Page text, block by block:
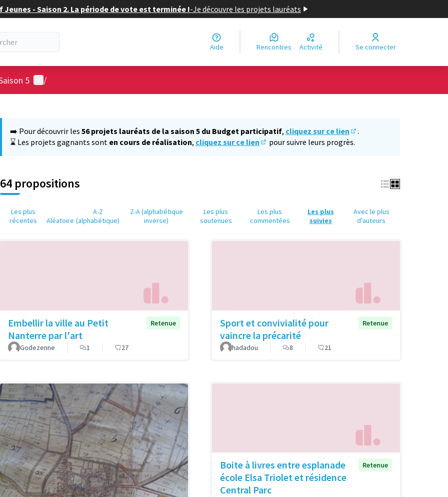
- Saison 2. La période de vote est terminée !-Je découvre les projets lauréats
Aide Rencontres Activité Se connecter
5 Menu utilisateur
/
➡️ Pour découvrir les 56 projets lauréats de la saison 5 du Budget participatif, cliquez sur ce lien
(S'ouvre dans un nouvel
.
⌛ Les projets gagnants sont en cours de réalisation, cliquez sur ce lien
pour suivre leurs progrès.
64 propositions
Les plus
récentes
Aléatoire
A-Z
(alphabétique)
Z-A (alphabétique
inverse)
Les plus
soutenues
Les plus
commentées
Les plus
suivies
Avec le plus
d'auteurs
Embellir la ville au Petit
Nanterre par l'art
Retenue
Godezenne 1 27
Sport et convivialité pour
vaincre la précarité
Retenue
hadadou 8 21
Boite à livres entre esplanade
école Elsa Triolet et résidence
Central Parc
Retenue